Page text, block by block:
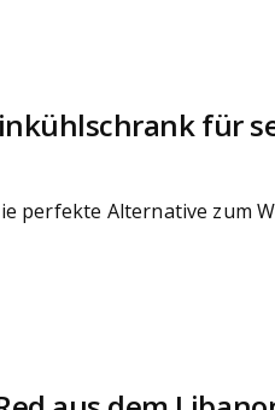
für
perfekte Alternative zum